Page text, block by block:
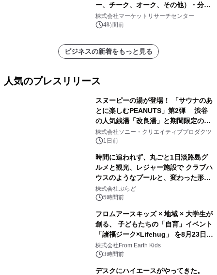
ー、チーク、オーク、その他）・分析
レポートを発表
株式会社マーケットリサーチセンター
4時間前
ビジネスの新着をもっと見る
人気のプレスリリース
スヌーピーの湯が登場！ 「サウナのあ
とに楽しむPEANUTS」第2弾 渋谷
の人気銭湯「改良湯」と期間限定のコ
ラボレーション サウナイキタイコラ
ボグッズも発売決定！
株式会社ソニー・クリエイティブプロダクツ
1日前
時間に追われず、丸ごと1日淡路島グ
ルメと観光、レジャー施設で クラブハ
ウスのようなプールと、変わった形の
サウナも 「THE BOXY AWAJI」のお
得な素泊まり連泊プランで
株式会社ぷらど
5時間前
フロムアースキッズ × 地域 × 大学生が
創る、 子どもたちの「自育」イベント
「諸福ジーク×Lifehug」 を8月23日
(日)開催
株式会社From Earth Kids
3時間前
デスクにハイエースがやってきた。